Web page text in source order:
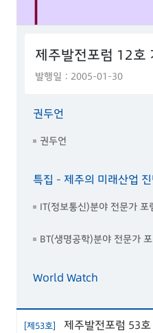
제주발전포럼 12호
발행일 : 2005-01-30
권두언
권두언
특집 - 제주의 미래산업
IT(정보통신)분야 전문가 포
BT(생명공학)분야 전문가
World Watch
[제53호] 제주발전포럼 53